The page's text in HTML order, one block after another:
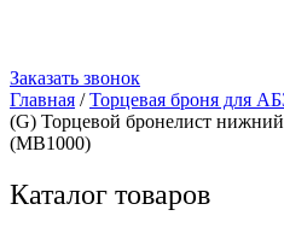
Заказать звонок
Главная /Торцевая броня для
(G) Торцевой бронелист
(MB1000)
Каталог товаров